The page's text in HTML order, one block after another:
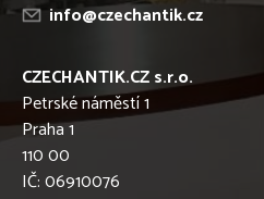
info@czechantik.cz
CZECHANTIK.CZ s.r.o.
Petrské náměstí 1
Praha 1
110 00
IČ: 06910076